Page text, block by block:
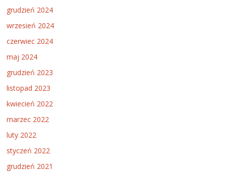
grudzień 2024
wrzesień 2024
czerwiec 2024
maj 2024
grudzień 2023
listopad 2023
kwiecień 2022
marzec 2022
luty 2022
styczeń 2022
grudzień 2021